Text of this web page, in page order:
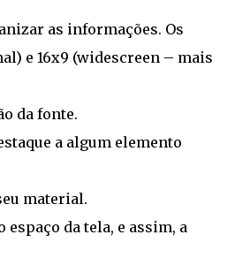
as informações. Os
e 16x9 (widescreen – mais
da fonte.
a algum elemento
material.
da tela, e assim, a